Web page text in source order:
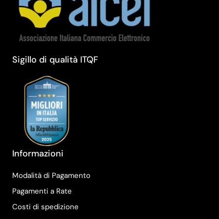
Sigillo di qualità ITQF
Informazioni
Modalità di Pagamento
Pagamenti a Rate
Costi di spedizione